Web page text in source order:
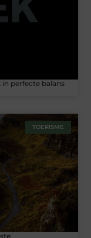
in perfecte balans
TOERISME